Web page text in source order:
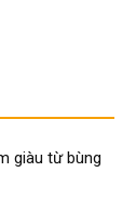
giàu từ bùng